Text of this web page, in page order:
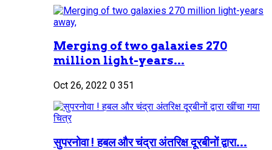
Merging of two galaxies 270
million light-years...
Oct 26, 2022 0 351
सुपरनोवा ! हबल और चंद्रा अंतरिक्ष दूरबीनों द्वारा...